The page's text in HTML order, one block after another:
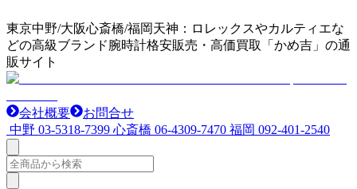
東京中野/大阪心斎橋/福岡天神：ロレックスやカルティエな
どの高級ブランド腕時計格安販売・高価買取「かめ吉」の通
販サイト
会社概要
お問合せ
中野 03-5318-7399 心斎橋 06-4309-7470 福岡 092-401-2540